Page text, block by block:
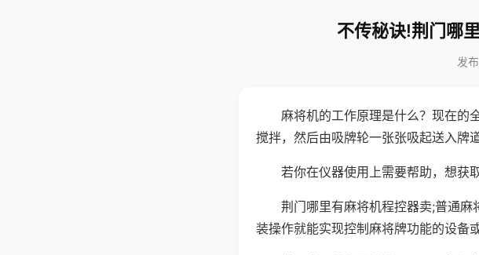
不传秘诀!荆门哪
发
麻将机的工作原理是什么？现在的
搅拌，然后由吸牌轮一张张吸起送入牌
若你在仪器使用上需要帮助，想获
荆门哪里有麻将机程控器卖;普通
装操作就能实现控制麻将牌功能的设备或